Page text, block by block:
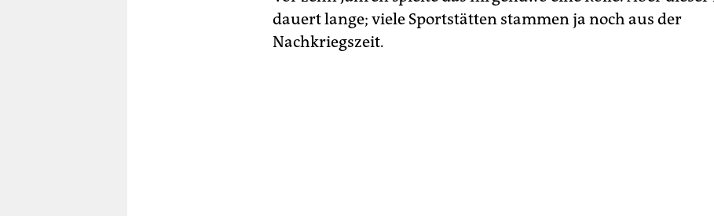
dauert lange; viele Sportstätten stammen ja noch aus der
Nachkriegszeit.